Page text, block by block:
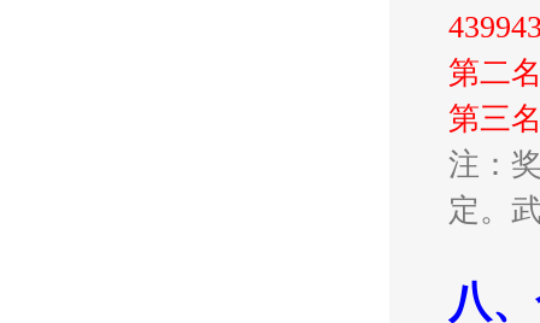
第二
第三
注：
定。
八、